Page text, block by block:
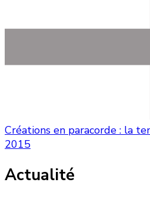
Créations en paracorde : la
2015
Actualité